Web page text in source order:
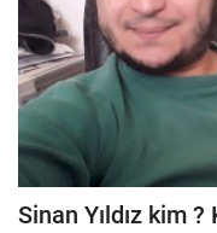
Terms & Conditions
Reklam
Oyun
Güncel
İnternet
Sinan Yıldız kim